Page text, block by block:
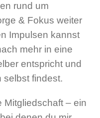
rund um
& Fokus weiter
Impulsen kannst
mehr in eine
entspricht und
selbst findest.
Mitgliedschaft – ein